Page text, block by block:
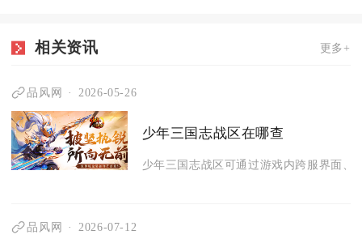
相关资讯 更多+
品风网 2026-05-26
少年三国志战区在哪查
少年三国志战区可通过游戏内跨服界面、
品风网 2026-07-12